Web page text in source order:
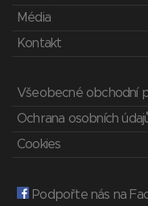
Média
Kontakt
Všeobecné obchodní
Ochrana osobních
Cookies
Podpořte nás na